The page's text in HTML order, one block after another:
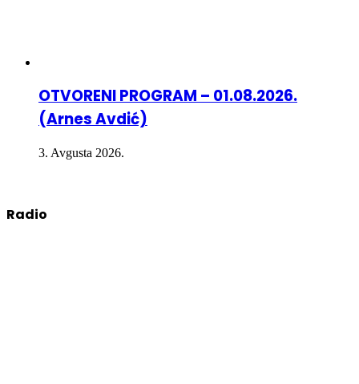
OTVORENI PROGRAM – 01.08.2026.
(Arnes Avdić)
3. Avgusta 2026.
Radio